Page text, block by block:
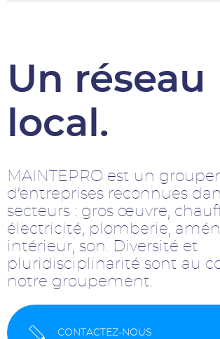
Un réseau
local.
MAINTEPRO est un
d’entreprises reconnues
secteurs : gros œuvre,
électricité, plomberie,
intérieur, son. Diversité et
pluridisciplinarité sont au
notre groupement.
CONTACTEZ-NOUS